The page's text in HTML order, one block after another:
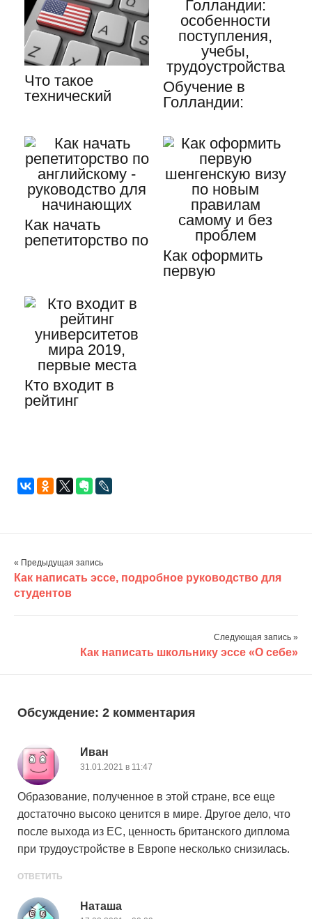
Что такое
технический
Обучение в
Голландии:
поступления,…
Как начать
репетиторство по
Как оформить
первую
Кто входит в
рейтинг
« Предыдущая запись
Как написать эссе, подробное руководство для
студентов
Следующая запись »
Как написать школьнику эссе «О себе»
Обсуждение: 2 комментария
Иван
31.01.2021 в 11:47
Образование, полученное в этой стране, все еще
достаточно высоко ценится в мире. Другое дело, что
после выхода из ЕС, ценность британского диплома
при трудоустройстве в Европе несколько снизилась.
ОТВЕТИТЬ
Наташа